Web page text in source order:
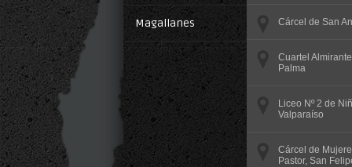
Magallanes Cárcel de San
Cuartel
Palma
Liceo Nº 2 de
Valparaíso
Cárcel de
Pastor, San